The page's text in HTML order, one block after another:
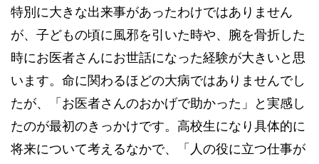
特別に大きな出来事があったわけではありません
が、子どもの頃に風邪を引いた時や、腕を骨折した
時にお医者さんにお世話になった経験が大きいと思
います。命に関わるほどの大病ではありませんでし
たが、「お医者さんのおかげで助かった」と実感し
たのが最初のきっかけです。高校生になり具体的に
将来について考えるなかで、「人の役に立つ仕事が